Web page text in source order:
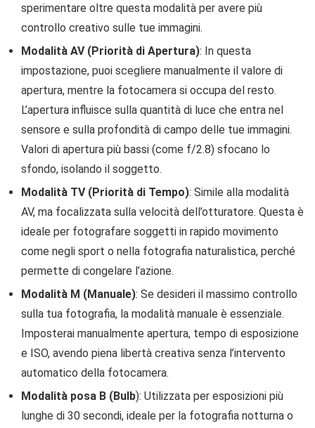
sperimentare oltre questa modalità per avere più
controllo creativo sulle tue immagini.
Modalità AV (Priorità di Apertura): In questa
impostazione, puoi scegliere manualmente il valore di
apertura, mentre la fotocamera si occupa del resto.
L’apertura influisce sulla quantità di luce che entra nel
sensore e sulla profondità di campo delle tue immagini.
Valori di apertura più bassi (come f/2.8) sfocano lo
sfondo, isolando il soggetto.
Modalità TV (Priorità di Tempo): Simile alla modalità
AV, ma focalizzata sulla velocità dell’otturatore. Questa è
ideale per fotografare soggetti in rapido movimento
come negli sport o nella fotografia naturalistica, perché
permette di congelare l’azione.
Modalità M (Manuale): Se desideri il massimo controllo
sulla tua fotografia, la modalità manuale è essenziale.
Imposterai manualmente apertura, tempo di esposizione
e ISO, avendo piena libertà creativa senza l’intervento
automatico della fotocamera.
Modalità posa B (Bulb): Utilizzata per esposizioni più
lunghe di 30 secondi, ideale per la fotografia notturna o